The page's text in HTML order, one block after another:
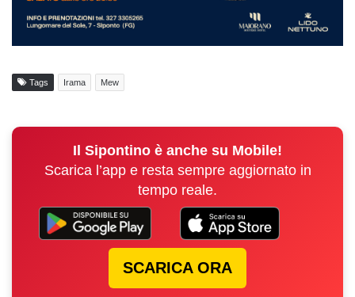
Tags Irama Mew
Il Sipontino è anche su Mobile!
Scarica l’app e resta sempre aggiornato in
tempo reale.
SCARICA ORA